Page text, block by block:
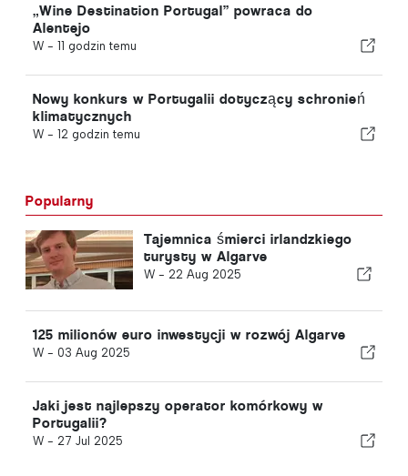
„Wine Destination Portugal” powraca do
Alentejo
W - 11 godzin temu
Nowy konkurs w Portugalii dotyczący schronień
klimatycznych
W - 12 godzin temu
Popularny
Tajemnica śmierci irlandzkiego
turysty w Algarve
W - 22 Aug 2025
125 milionów euro inwestycji w rozwój Algarve
W - 03 Aug 2025
Jaki jest najlepszy operator komórkowy w
Portugalii?
W - 27 Jul 2025